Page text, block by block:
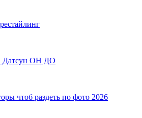
Датсун ОН ДО
чтоб раздеть по фото 2026